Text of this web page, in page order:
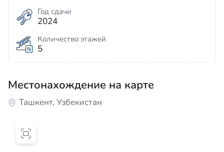
Год сдачи
2024
Количество этажей
5
Местонахождение на карте
Ташкент, Узбекистан